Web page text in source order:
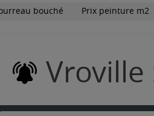
bouché Prix peinture m2
Vroville